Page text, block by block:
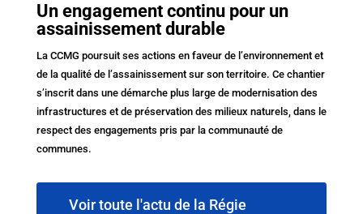
Un engagement continu pour un
assainissement durable
La CCMG poursuit ses actions en faveur de l’environnement et
de la qualité de l’assainissement sur son territoire. Ce chantier
s’inscrit dans une démarche plus large de modernisation des
infrastructures et de préservation des milieux naturels, dans le
respect des engagements pris par la communauté de
communes.
Voir toute l'actu de la Régie